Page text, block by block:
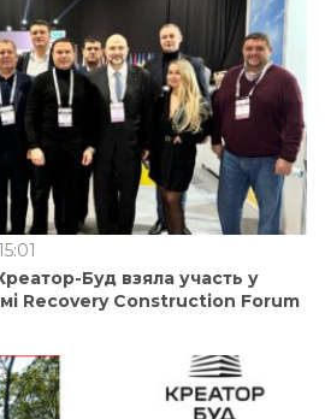
Буд взяла участь у
Recovery Construction Forum